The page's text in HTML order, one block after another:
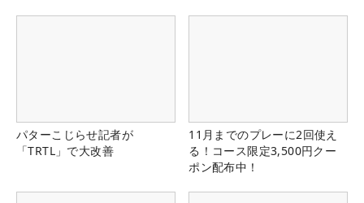
パターこじらせ記者が
「TRTL」で大改善
11月までのプレーに2回使え
る！コース限定3,500円クー
ポン配布中！